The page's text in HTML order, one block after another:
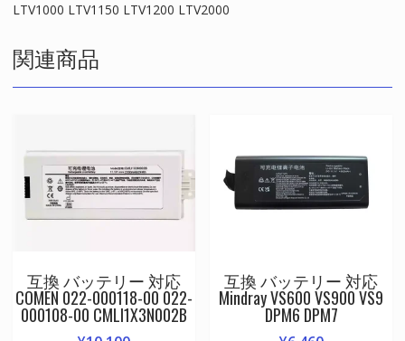
LTV1000 LTV1150 LTV1200 LTV2000
関連商品
互換 バッテリー 対応
COMEN 022-000118-00 022-
000108-00 CMLI1X3N002B
互換 バッテリー 対応
Mindray VS600 VS900 VS9
DPM6 DPM7